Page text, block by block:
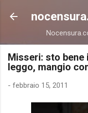
Passa
Misseri: sto bene
leggo, mangio
- febbraio 15, 2011